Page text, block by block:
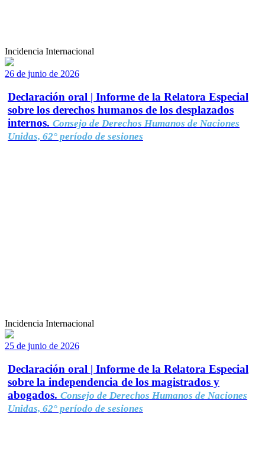
Incidencia Internacional
26 de junio de 2026
Declaración oral | Informe de la Relatora Especial
sobre los derechos humanos de los desplazados
internos. Consejo de Derechos Humanos de Naciones
Unidas, 62° período de sesiones
Incidencia Internacional
25 de junio de 2026
Declaración oral | Informe de la Relatora Especial
sobre la independencia de los magistrados y
abogados. Consejo de Derechos Humanos de Naciones
Unidas, 62° período de sesiones